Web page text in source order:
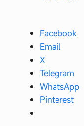
Facebook
Email
X
Telegram
WhatsApp
Pinterest